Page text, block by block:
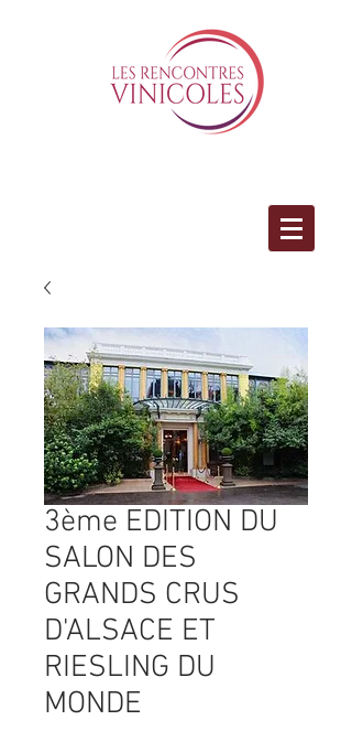
3ème EDITION DU
SALON DES
GRANDS CRUS
D'ALSACE ET
RIESLING DU
MONDE